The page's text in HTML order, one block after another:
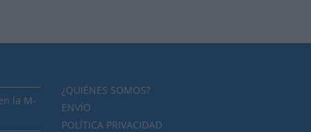
la M-
¿QUIÉNES SOMOS?
ENVÍO
POLÍTICA PRIVACIDAD